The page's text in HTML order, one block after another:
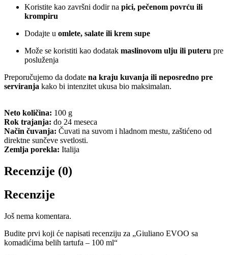
Koristite kao završni dodir na pici, pečenom povrću ili
krompiru
Dodajte u omlete, salate ili krem supe
Može se koristiti kao dodatak maslinovom ulju ili puteru pre
posluženja
Preporučujemo da dodate na kraju kuvanja ili neposredno pre
serviranja kako bi intenzitet ukusa bio maksimalan.
Neto količina: 100 g
Rok trajanja: do 24 meseca
Način čuvanja: Čuvati na suvom i hladnom mestu, zaštićeno od
direktne sunčeve svetlosti.
Zemlja porekla: Italija
Recenzije (0)
Recenzije
Još nema komentara.
Budite prvi koji će napisati recenziju za „Giuliano EVOO sa
komadićima belih tartufa – 100 ml“